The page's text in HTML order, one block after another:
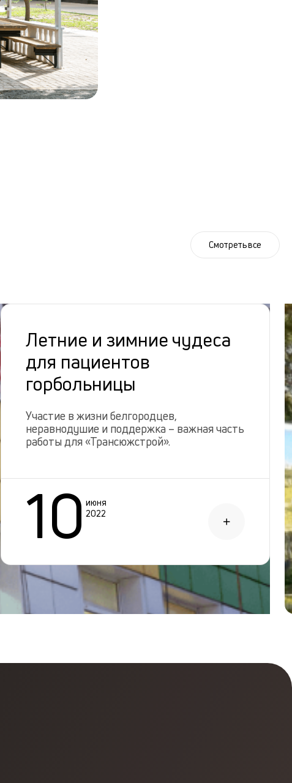
Смотреть все
Летние и зимние чудеса
для пациентов
горбольницы
Участие в жизни белгородцев,
неравнодушие и поддержка – важная часть
работы для «Трансюжстрой».
10 июня
2022